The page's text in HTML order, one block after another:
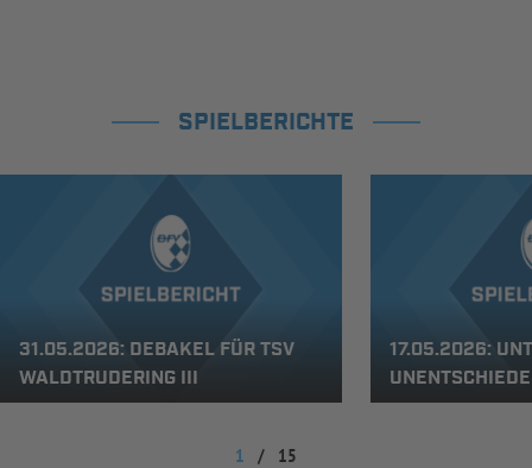
SPIELBERICHTE
31.05.2026: DEBAKEL FÜR TSV
WALDTRUDERING III
17.05.2026:
1 / 15